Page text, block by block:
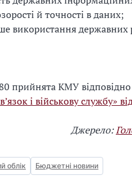
й точності в даних;
використання державних
прийнята КМУ відповідно
і військову службу»
Джерело:
облік Бюджетні новини